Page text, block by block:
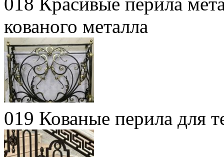
кованого металла
019 Кованые перила для